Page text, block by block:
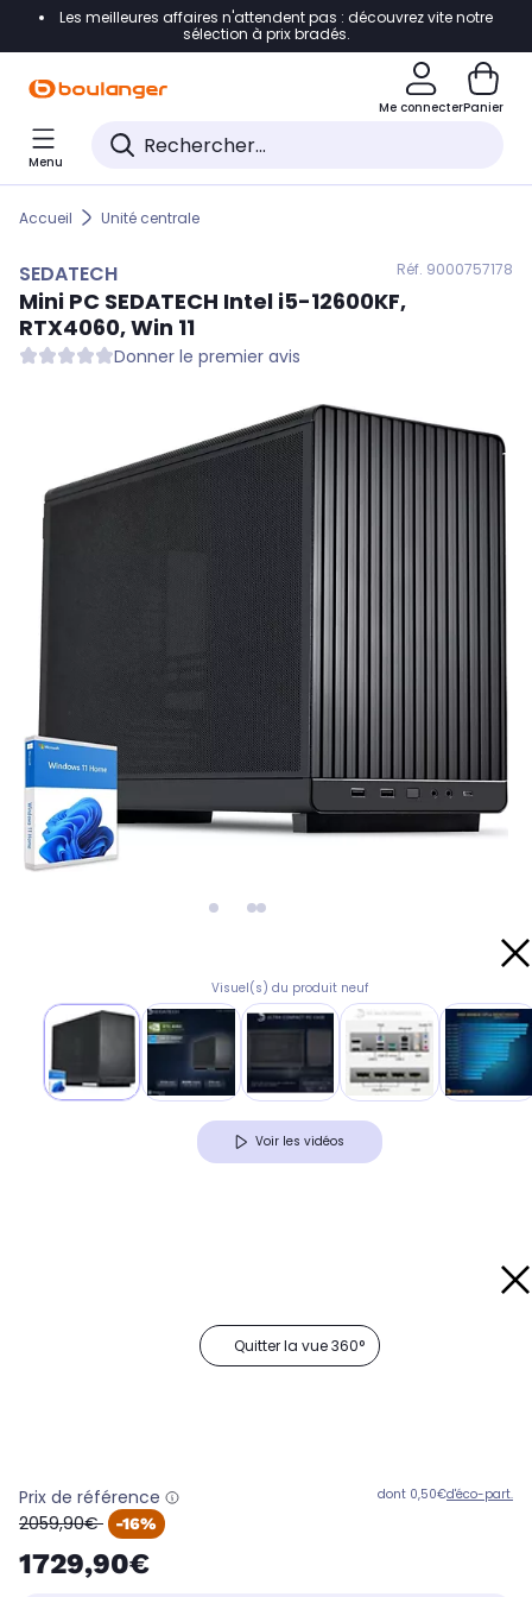
Accéder directement à la navigation
Accéder directement au pied de page
Accéder directement au chatbot
Les meilleures affaires n'attendent pas : découvrez vite notre
sélection à prix bradés.
Me connecterPanier
Menu
Accueil Unité centrale
SEDATECH Réf. 9000757178
Mini PC SEDATECH Intel i5-12600KF,
RTX4060, Win 11
Donner le premier avis
Visuel(s) du produit neuf
Voir les vidéos
Quitter la vue 360°
Prix de référence
oldPrice
2059,90€ -16%
1729,90€
dont 0,50€d'éco-part.